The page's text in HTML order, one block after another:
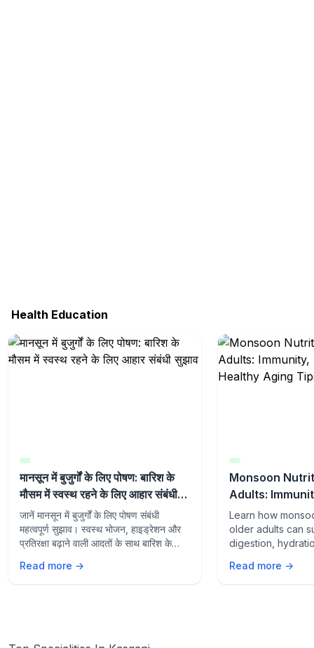
Health Education
मानसून में बुजुर्गों के लिए पोषण: बारिश के
मौसम में स्वस्थ रहने के लिए आहार संबंधी
सुझाव
जानें मानसून में बुजुर्गों के लिए पोषण संबंधी
महत्वपूर्ण सुझाव। स्वस्थ भोजन, हाइड्रेशन और
प्रतिरक्षा बढ़ाने वाली आदतों के साथ बारिश के
Read more →
Monsoon
Adults:
and Healthy
Learn how
older adults can
digestion,
lifestyle habits
Read more →